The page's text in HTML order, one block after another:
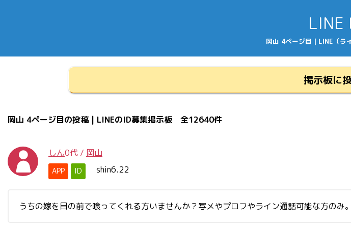
LINE
岡山 4ページ目 | LINE（ラ
掲示板に
岡山 4ページ目の投稿 | LINEのID募集掲示板 全12640件
しん0代 / 岡山
APP ID shin6.22
うちの嫁を目の前で喰ってくれる方いませんか？写メやプロフやライン通話可能な方の